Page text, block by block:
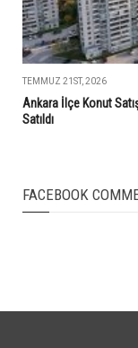
TEMMUZ 21ST, 2026
Ankara İlçe Konut
Satıldı
FACEBOOK